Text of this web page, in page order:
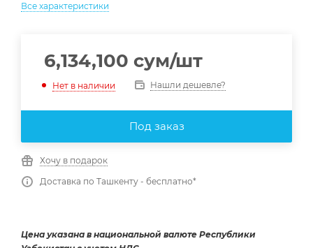
Все характеристики
6,134,100 сум/шт
Нет в наличии Нашли дешевле?
Под заказ
Хочу в подарок
Доставка по Ташкенту - бесплатно*
Цена указана в национальной валюте Республики